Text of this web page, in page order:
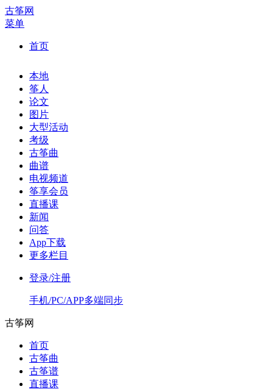
古筝网
菜单
首页
本地
筝人
论文
图片
大型活动
考级
古筝曲
曲谱
电视频道
筝享会员
直播课
新闻
问答
App下载
更多栏目
登录/注册
手机/PC/APP多端同步
古筝网
首页
古筝曲
古筝谱
直播课